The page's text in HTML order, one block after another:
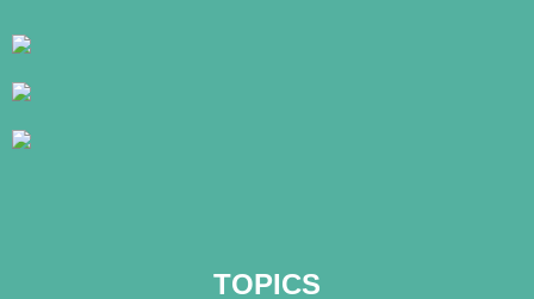
TOPICS